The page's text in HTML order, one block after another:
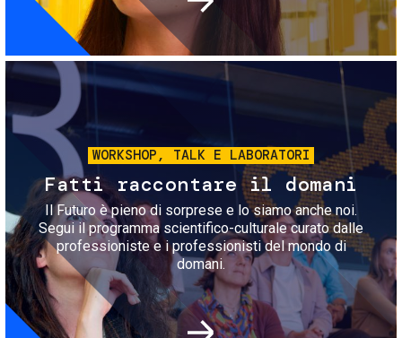
Immagine
WORKSHOP, TALK E LABORATORI
Fatti raccontare il domani
Il Futuro è pieno di sorprese e lo siamo anche noi.
Segui il programma scientifico-culturale curato dalle
professioniste e i professionisti del mondo di
domani.